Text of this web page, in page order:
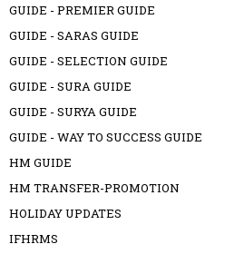
GUIDE - PREMIER GUIDE
GUIDE - SARAS GUIDE
GUIDE - SELECTION GUIDE
GUIDE - SURA GUIDE
GUIDE - SURYA GUIDE
GUIDE - WAY TO SUCCESS GUIDE
HM GUIDE
HM TRANSFER-PROMOTION
HOLIDAY UPDATES
IFHRMS